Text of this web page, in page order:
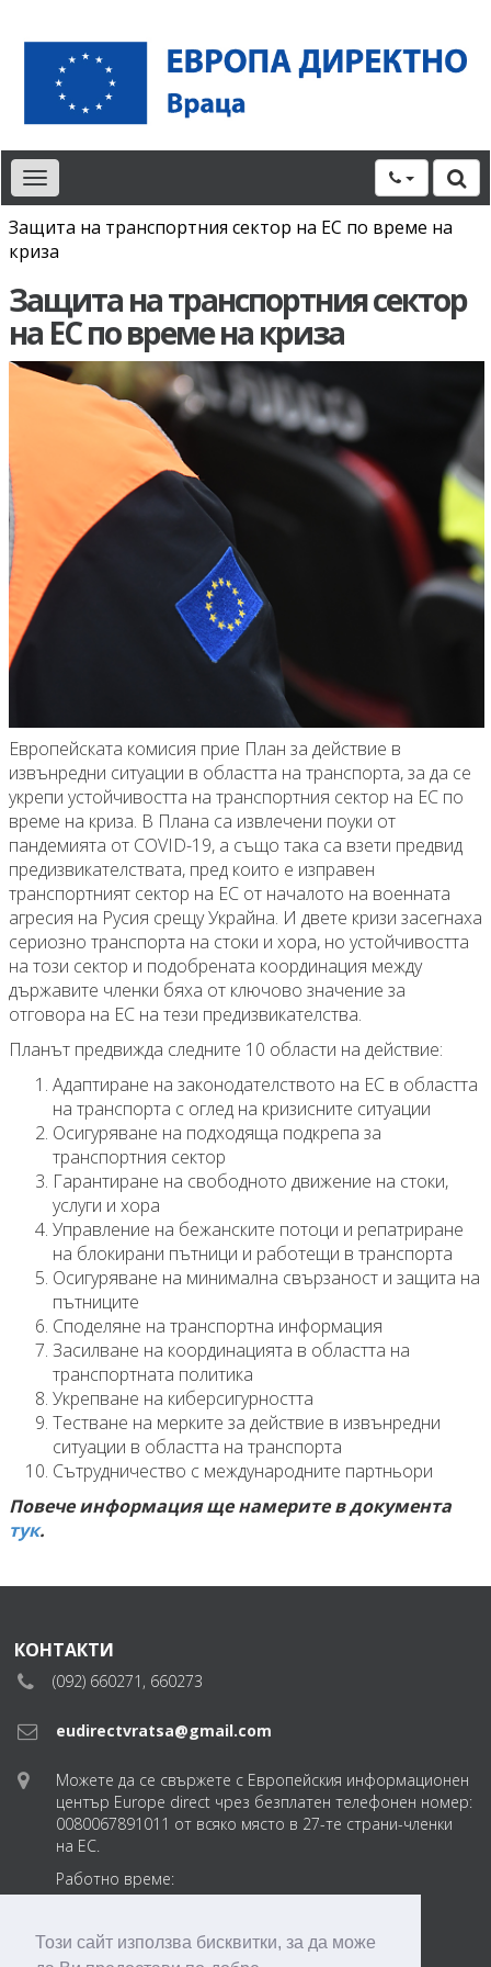
Този сайт използва бисквитки, за да може
Toggle
navigation
Защита на транспортния сектор на ЕС по време на
криза
Защита на транспортния сектор
на ЕС по време на криза
Европейската комисия прие План за действие в
извънредни ситуации в областта на транспорта, за да се
укрепи устойчивостта на транспортния сектор на ЕС по
време на криза. В Плана са извлечени поуки от
пандемията от COVID-19, а също така са взети предвид
предизвикателствата, пред които е изправен
транспортният сектор на ЕС от началото на военната
агресия на Русия срещу Украйна. И двете кризи засегнаха
сериозно транспорта на стоки и хора, но устойчивостта
на този сектор и подобрената координация между
държавите членки бяха от ключово значение за
отговора на ЕС на тези предизвикателства.
Планът предвижда следните 10 области на действие:
Адаптиране на законодателството на ЕС в областта
на транспорта с оглед на кризисните ситуации
Осигуряване на подходяща подкрепа за
транспортния сектор
Гарантиране на свободното движение на стоки,
услуги и хора
Управление на бежанските потоци и репатриране
на блокирани пътници и работещи в транспорта
Осигуряване на минимална свързаност и защита на
пътниците
Споделяне на транспортна информация
Засилване на координацията в областта на
транспортната политика
Укрепване на киберсигурността
Тестване на мерките за действие в извънредни
ситуации в областта на транспорта
Сътрудничество с международните партньори
Повече информация ще намерите в документа
тук.
КОНТАКТИ
(092) 660271, 660273
eudirectvratsa@gmail.com
Можете да се свържете с Европейския информационен
център Europe direct чрез безплатен телефонен номер:
0080067891011 от всяко място в 27-те страни-членки
на ЕС.
Работно време:
понеделник-петък